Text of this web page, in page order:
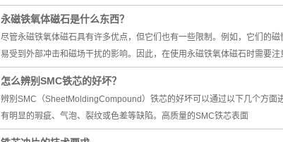
永磁铁氧体磁石是什么东西？
尽管永磁铁氧体磁石具有许多优点，但它们也有一些限制。例如，它们的
易受到外部冲击和磁场干扰的影响。因此，在使用永磁铁氧体磁石时需要
怎么辨别SMC铁芯的好坏？
辨别SMC（SheetMoldingCompound）铁芯的好坏可以通过以下几个方
有明显的瑕疵、气泡、裂纹或色差等缺陷。高质量的SMC铁芯表面